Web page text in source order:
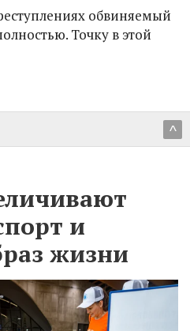
обвиняемый
Точку в этой
^
и
жизни